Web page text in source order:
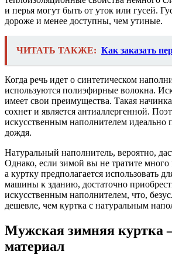
и перья могут быть от уток или гусей.
дороже и менее доступны, чем утиные.
ЧИТАТЬ ТАКЖЕ: Как заказать
Когда речь идет о синтетическом
используются полиэфирные волокна.
имеет свои преимущества. Такая
сохнет и является антиаллергенной.
искусственным наполнителем идеально
дождя.
Натуральный наполнитель, вероятно,
Однако, если зимой вы не тратите
а куртку предполагается использовать
машины к зданию, достаточно
искусственным наполнителем, что,
дешевле, чем куртка с натуральным
Мужская зимняя
материал